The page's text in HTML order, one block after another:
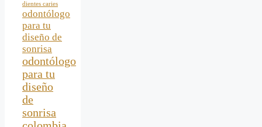
dientes caries
odontólogo
para tu
diseño de
sonrisa
odontólogo
para tu
diseño
de
sonrisa